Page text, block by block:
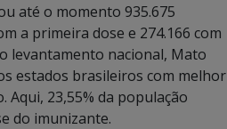
até o momento 935.675
a primeira dose e 274.166 com
levantamento nacional, Mato
estados brasileiros com melhor
Aqui, 23,55% da população
do imunizante.